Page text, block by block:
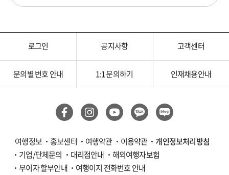
로그인 공지사항 고객센터
문의별 번호 안내 1:1 문의하기 인재채용안내
여행정보 홍보센터 여행약관 이용약관
개인정보처리방침
기업/단체문의
대리점안내
해외여행자보험
무이자 할부안내
여행이지 전화번호 안내